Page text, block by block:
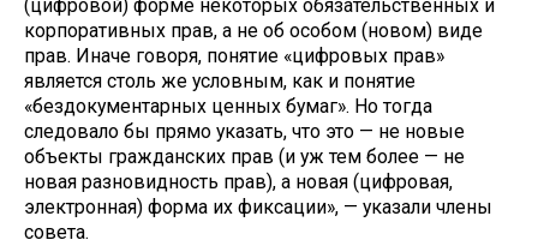
(цифровой) форме некоторых обязательственных и
корпоративных прав, а не об особом (новом) виде
прав. Иначе говоря, понятие «цифровых прав»
является столь же условным, как и понятие
«бездокументарных ценных бумаг». Но тогда
следовало бы прямо указать, что это — не новые
объекты гражданских прав (и уж тем более — не
новая разновидность прав), а новая (цифровая,
электронная) форма их фиксации», — указали члены
совета.